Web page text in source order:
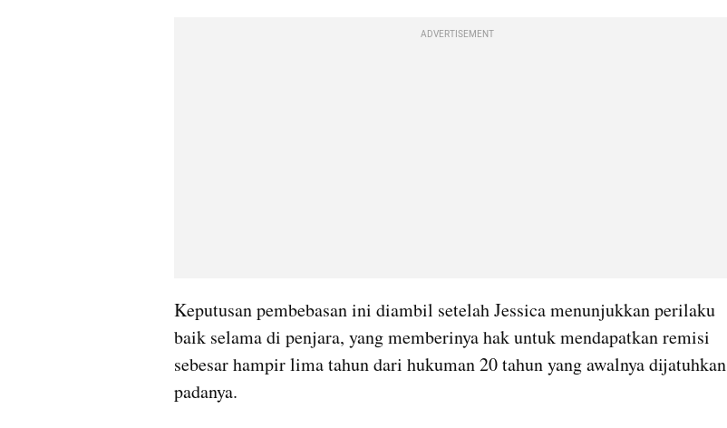
ADVERTISEMENT
Keputusan pembebasan ini diambil setelah Jessica menunjukkan perilaku
baik selama di penjara, yang memberinya hak untuk mendapatkan remisi
sebesar hampir lima tahun dari hukuman 20 tahun yang awalnya dijatuhkan
padanya.